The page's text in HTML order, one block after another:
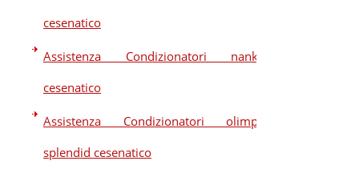
cesenatico
Assistenza Condizionatori nankaj
cesenatico
Assistenza Condizionatori olimpia
splendid cesenatico